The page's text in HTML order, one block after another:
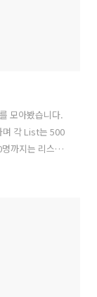
모아봤습니다.
각 List는 500
까지는 리스트